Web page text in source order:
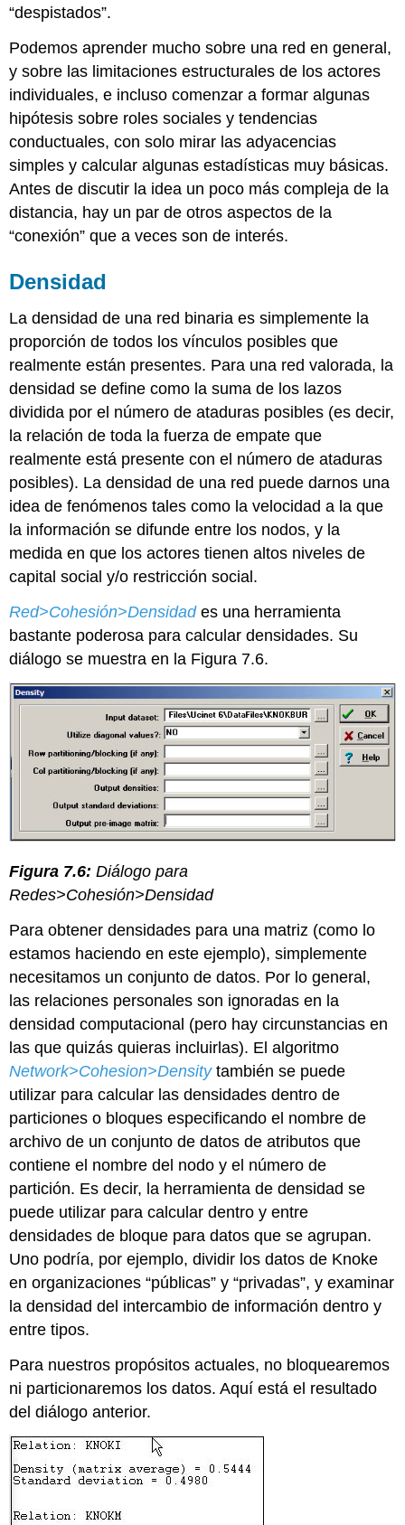
“despistados”.
Podemos aprender mucho sobre una red en general,
y sobre las limitaciones estructurales de los actores
individuales, e incluso comenzar a formar algunas
hipótesis sobre roles sociales y tendencias
conductuales, con solo mirar las adyacencias
simples y calcular algunas estadísticas muy básicas.
Antes de discutir la idea un poco más compleja de la
distancia, hay un par de otros aspectos de la
“conexión” que a veces son de interés.
Densidad
La densidad de una red binaria es simplemente la
proporción de todos los vínculos posibles que
realmente están presentes. Para una red valorada, la
densidad se define como la suma de los lazos
dividida por el número de ataduras posibles (es decir,
la relación de toda la fuerza de empate que
realmente está presente con el número de ataduras
posibles). La densidad de una red puede darnos una
idea de fenómenos tales como la velocidad a la que
la información se difunde entre los nodos, y la
medida en que los actores tienen altos niveles de
capital social y/o restricción social.
Red>Cohesión>Densidades una herramienta
bastante poderosa para calcular densidades. Su
diálogo se muestra en la Figura 7.6.
Figura 7.6: Diálogo para
Redes>Cohesión>Densidad
Para obtener densidades para una matriz (como lo
estamos haciendo en este ejemplo), simplemente
necesitamos un conjunto de datos. Por lo general,
las relaciones personales son ignoradas en la
densidad computacional (pero hay circunstancias en
las que quizás quieras incluirlas). El algoritmo
Network>Cohesion>Densitytambién se puede
utilizar para calcular las densidades dentro de
particiones o bloques especificando el nombre de
archivo de un conjunto de datos de atributos que
contiene el nombre del nodo y el número de
partición. Es decir, la herramienta de densidad se
puede utilizar para calcular dentro y entre
densidades de bloque para datos que se agrupan.
Uno podría, por ejemplo, dividir los datos de Knoke
en organizaciones “públicas” y “privadas”, y examinar
la densidad del intercambio de información dentro y
entre tipos.
Para nuestros propósitos actuales, no bloquearemos
ni particionaremos los datos. Aquí está el resultado
del diálogo anterior.